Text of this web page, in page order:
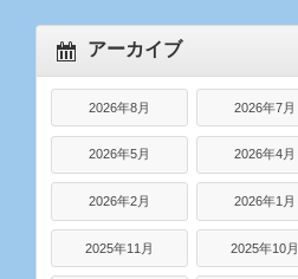
アーカイブ
2026年8月 2026年7月
2026年5月 2026年4月
2026年2月 2026年1月
2025年11月 2025年10月